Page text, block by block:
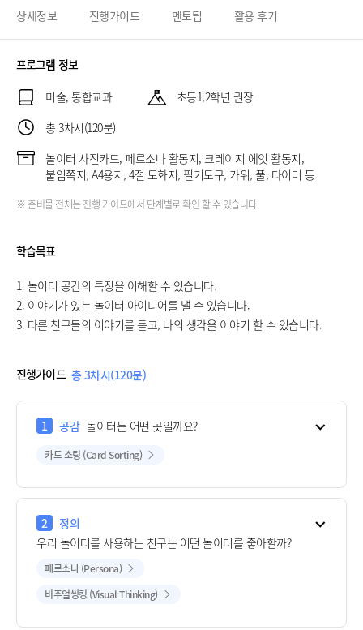
상세정보 진행가이드 멘토팁 활용 후기
프로그램 정보
미술, 통합교과
초등1,2학년 권장
총 3차시(120분)
놀이터 사진카드, 페르소나 활동지, 크레이지 에잇 활동지,
붙임쪽지, A4용지, 4절 도화지, 필기도구, 가위, 풀, 타이머 등
※ 준비물 전체는 진행 가이드에서 단계별로 확인 할 수 있습니다.
학습목표
1. 놀이터 공간의 특징을 이해할 수 있습니다.
2. 이야기가 있는 놀이터 아이디어를 낼 수 있습니다.
3. 다른 친구들의 이야기를 듣고, 나의 생각을 이야기 할 수 있습니다.
진행가이드 총 3차시(120분)
1 공감 놀이터는 어떤 곳일까요?
카드 소팅 (Card Sorting)
2
정의
우리 놀이터를 사용하는 친구는 어떤 놀이터를 좋아할까?
페르소나 (Persona)
비주얼씽킹 (Visual Thinking)